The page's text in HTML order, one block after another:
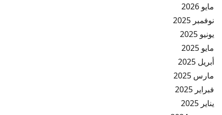
مايو 2026
نوفمبر 2025
يونيو 2025
مايو 2025
أبريل 2025
مارس 2025
فبراير 2025
يناير 2025